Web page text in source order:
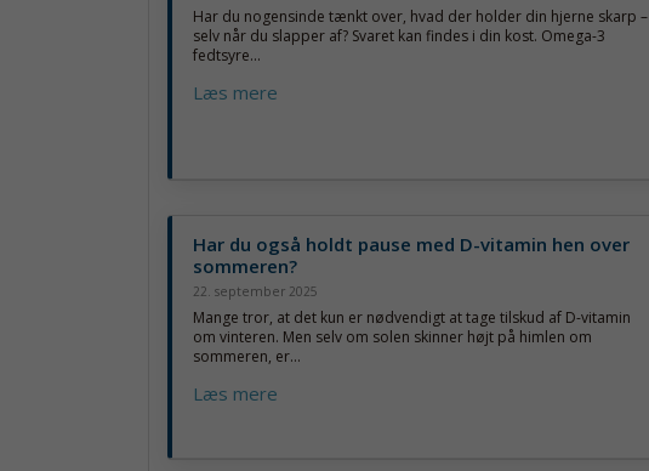
Har du nogensinde tænkt over, hvad der holder din hjerne skarp –
selv når du slapper af? Svaret kan findes i din kost. Omega-3
fedtsyre...
Læs mere
Har du også holdt pause med D-vitamin hen over
sommeren?
22. september 2025
Mange tror, at det kun er nødvendigt at tage tilskud af D-vitamin
om vinteren. Men selv om solen skinner højt på himlen om
sommeren, er...
Læs mere